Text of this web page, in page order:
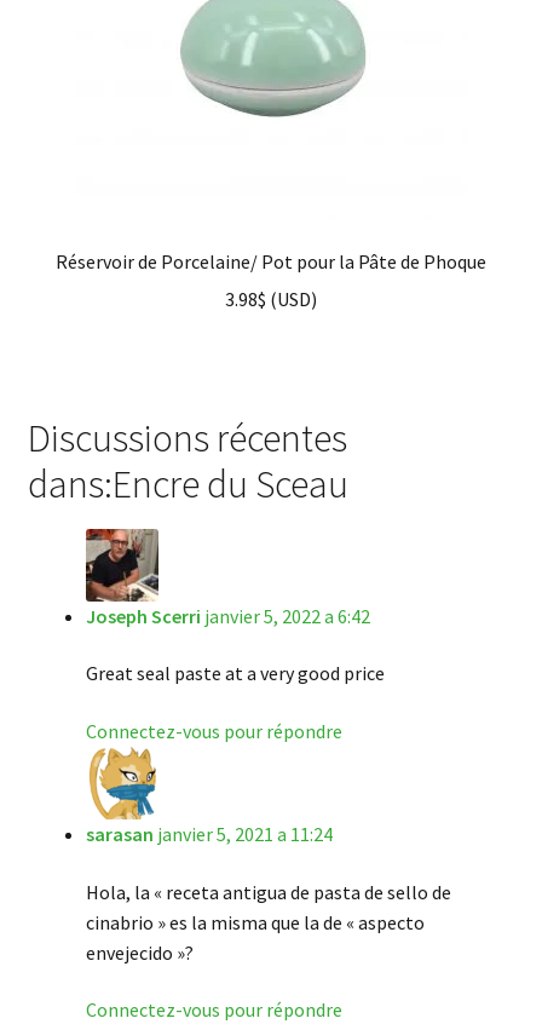
Réservoir de Porcelaine/ Pot pour la Pâte de Phoque
3.98$ (USD)
Discussions récentes
dans:Encre du Sceau
Joseph Scerri janvier 5, 2022 a 6:42
Great seal paste at a very good price
Connectez-vous pour répondre
sarasan janvier 5, 2021 a 11:24
Hola, la « receta antigua de pasta de sello de
cinabrio » es la misma que la de « aspecto
envejecido »?
Connectez-vous pour répondre